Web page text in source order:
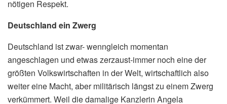
nötigen Respekt.
Deutschland ein Zwerg
Deutschland ist zwar- wenngleich momentan
angeschlagen und etwas zerzaust-immer noch eine der
größten Volkswirtschaften in der Welt, wirtschaftlich also
weiter eine Macht, aber militärisch längst zu einem Zwerg
verkümmert. Weil die damalige Kanzlerin Angela